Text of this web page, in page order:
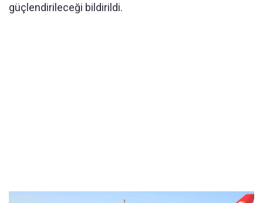
güçlendirileceği bildirildi.